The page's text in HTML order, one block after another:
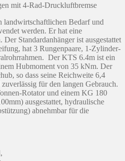
mit 4-Rad-Druckluftbremse
landwirtschaftlichen Bedarf und
werden. Er hat eine
Standardanhänger ist ausgestattet
hat 3 Rungenpaare, 1-Zylinder-
Der KTS 6.4m ist ein
Hubmoment von 35 kNm. Der
so dass seine Reichweite 6,4
für den langen Gebrauch.
Rotator und einem KG 180
ausgestattet, hydraulische
abnehmbar für die